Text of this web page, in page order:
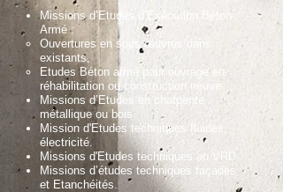
Missions d’Etudes d’Exécution Béton
Armé :
Ouvertures en sous œuvres dans
existants,
Etudes Béton armé pour ouvrage en
réhabilitation ou construction neuve
Missions d’Etudes en charpente
métallique ou bois
Mission d'Etudes techniques fluides,
électricité.
Missions d'Etudes techniques en VRD
Missions d’études techniques façades
et Etanchéités.